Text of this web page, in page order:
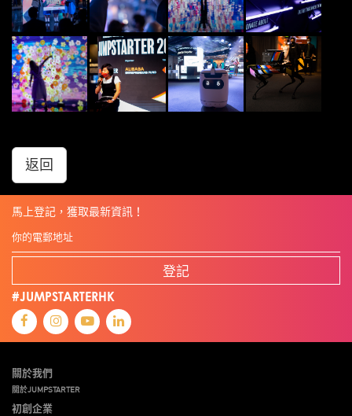
返回
馬上登記，獲取最新資訊！
登記
#JUMPSTARTERHK
關於我們
關於JUMPSTARTER
初創企業